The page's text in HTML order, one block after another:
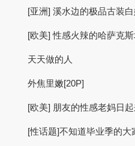
[亚洲] 溪水边的极品古装
[欧美] 性感火辣的哈萨克
天天做的人
外焦里嫩[20P]
[欧美] 朋友的性感老妈日
[性话题]不知道毕业季的